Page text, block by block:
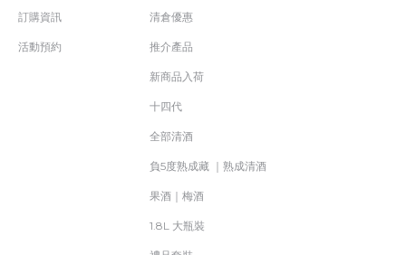
訂購資訊
活動預約
清倉優惠
推介產品
新商品入荷
十四代
全部清酒
負5度熟成藏 ｜熟成清酒
果酒｜梅酒
1.8L 大瓶裝